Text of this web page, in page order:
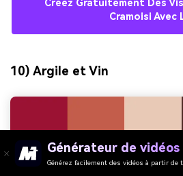
Créez Gratuitement Des
Cramoisi Avec
10) Argile et Vin
Générateur de vidéos
Générez facilement des vidéos à partir de